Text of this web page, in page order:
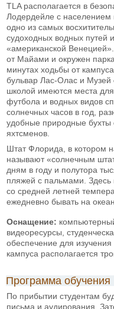
TLA располагается в
Лодердейле с населением
одно из самых
судоходных водных путей
«американской
от Майами и окружен
минутах ходьбы от
бульвар Лас-Олас и Музей
школой имеются места
футбола и водных видов
солнечных часов в год,
удобные природные
яхтсменов.
Штат Флорида, в котором
называют «солнечным
дням в году и полутора
пляжей с пальмами. Здесь
со средней летней
ежедневно бывать на
Оснащение:
видеоресурсы,
обеспечение для изучения
кампуса располагается
Программа обучения
По прибытии студентам
письма и аудирования.